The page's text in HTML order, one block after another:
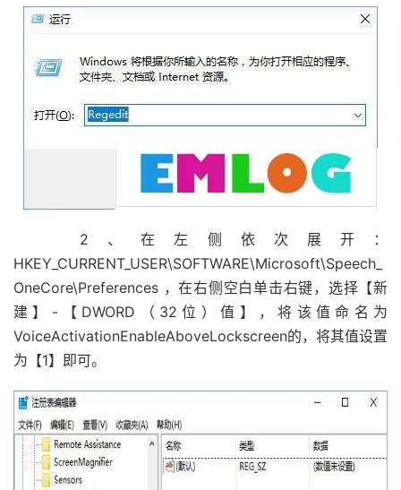
2、在左侧依次展开：
HKEY_CURRENT_USER\SOFTWARE\Microsoft\Speech_
OneCore\Preferences ，在右侧空白单击右键，选择【新
建】-【DWORD（32位）值】，将该值命名为
VoiceActivationEnableAboveLockscreen的，将其值设置
为【1】即可。